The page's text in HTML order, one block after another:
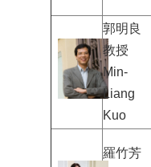
郭明良
教授
Min-
Liang
Kuo
羅竹芳